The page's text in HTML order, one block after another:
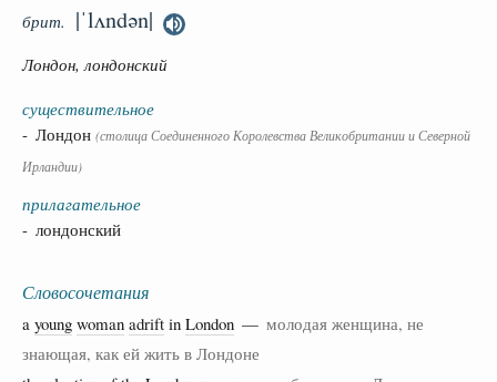
брит. |ˈlʌndən|
Лондон, лондонский
существительное
- Лондон (столица Соединенного Королевства Великобритании и Северной
Ирландии)
прилагательное
- лондонский
Словосочетания
a young woman adrift in London — молодая женщина, не
знающая, как ей жить в Лондоне